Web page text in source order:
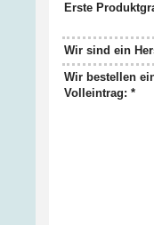
Erste
Wir sind ein
Wir bestellen
Volleintrag: *